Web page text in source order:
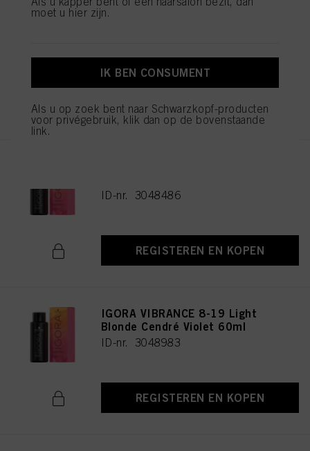
IGORA VIBRANCE 5-16 Light
REGISTEREN EN KOPEN
ID-nr. 3048486
REGISTEREN EN KOPEN
IGORA VIBRANCE 8-19 Light
Blonde Cendré Violet 60ml
ID-nr. 3048983
REGISTEREN EN KOPEN
moet u hier zijn.
IK BEN CONSUMENT
Als u op zoek bent naar Schwarzkopf-producten
voor privégebruik, klik dan op de bovenstaande
link.